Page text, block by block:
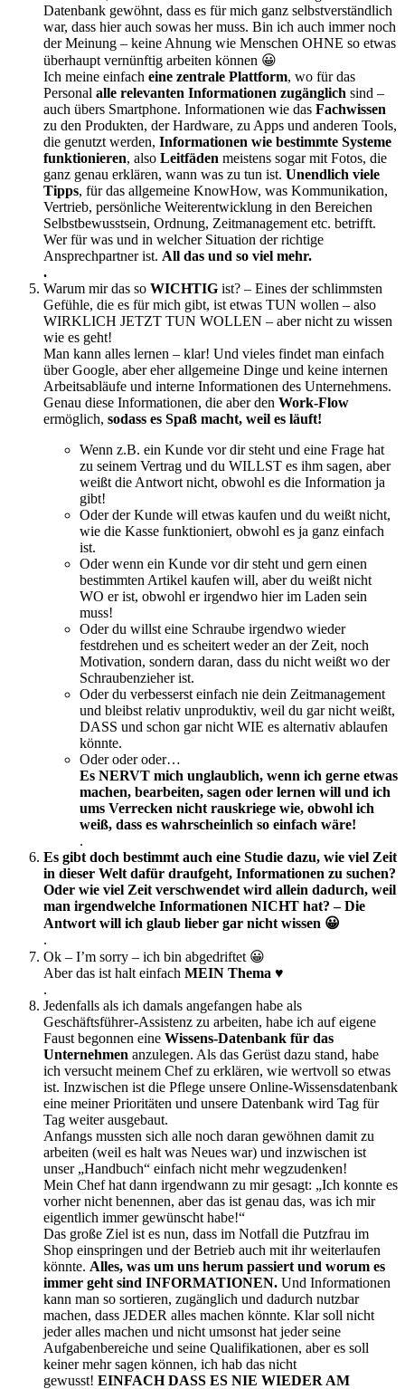
Datenbank gewöhnt, dass es für mich ganz selbstverständlich
war, dass hier auch sowas her muss. Bin ich auch immer noch
der Meinung – keine Ahnung wie Menschen OHNE so etwas
überhaupt vernünftig arbeiten können 😀
Ich meine einfach eine zentrale Plattform, wo für das
Personal alle relevanten Informationen zugänglich sind –
auch übers Smartphone. Informationen wie das Fachwissen
zu den Produkten, der Hardware, zu Apps und anderen Tools,
die genutzt werden, Informationen wie bestimmte Systeme
funktionieren, also Leitfäden meistens sogar mit Fotos, die
ganz genau erklären, wann was zu tun ist. Unendlich viele
Tipps, für das allgemeine KnowHow, was Kommunikation,
Vertrieb, persönliche Weiterentwicklung in den Bereichen
Selbstbewusstsein, Ordnung, Zeitmanagement etc. betrifft.
Wer für was und in welcher Situation der richtige
Ansprechpartner ist. All das und so viel mehr.
.
Warum mir das so WICHTIG ist? – Eines der schlimmsten
Gefühle, die es für mich gibt, ist etwas TUN wollen – also
WIRKLICH JETZT TUN WOLLEN – aber nicht zu wissen
wie es geht!
Man kann alles lernen – klar! Und vieles findet man einfach
über Google, aber eher allgemeine Dinge und keine internen
Arbeitsabläufe und interne Informationen des Unternehmens.
Genau diese Informationen, die aber den Work-Flow
ermöglich, sodass es Spaß macht, weil es läuft!
Wenn z.B. ein Kunde vor dir steht und eine Frage hat
zu seinem Vertrag und du WILLST es ihm sagen, aber
weißt die Antwort nicht, obwohl es die Information ja
gibt!
Oder der Kunde will etwas kaufen und du weißt nicht,
wie die Kasse funktioniert, obwohl es ja ganz einfach
ist.
Oder wenn ein Kunde vor dir steht und gern einen
bestimmten Artikel kaufen will, aber du weißt nicht
WO er ist, obwohl er irgendwo hier im Laden sein
muss!
Oder du willst eine Schraube irgendwo wieder
festdrehen und es scheitert weder an der Zeit, noch
Motivation, sondern daran, dass du nicht weißt wo der
Schraubenzieher ist.
Oder du verbesserst einfach nie dein Zeitmanagement
und bleibst relativ unproduktiv, weil du gar nicht weißt,
DASS und schon gar nicht WIE es alternativ ablaufen
könnte.
Oder oder oder…
Es NERVT mich unglaublich, wenn ich gerne etwas
machen, bearbeiten, sagen oder lernen will und ich
ums Verrecken nicht rauskriege wie, obwohl ich
weiß, dass es wahrscheinlich so einfach wäre!
.
Es gibt doch bestimmt auch eine Studie dazu, wie viel Zeit
in dieser Welt dafür draufgeht, Informationen zu suchen?
Oder wie viel Zeit verschwendet wird allein dadurch, weil
man irgendwelche Informationen NICHT hat? – Die
Antwort will ich glaub lieber gar nicht wissen 😀
.
Ok – I’m sorry – ich bin abgedriftet 😀
Aber das ist halt einfach MEIN Thema ♥
.
Jedenfalls als ich damals angefangen habe als
Geschäftsführer-Assistenz zu arbeiten, habe ich auf eigene
Faust begonnen eine Wissens-Datenbank für das
Unternehmen anzulegen. Als das Gerüst dazu stand, habe
ich versucht meinem Chef zu erklären, wie wertvoll so etwas
ist. Inzwischen ist die Pflege unsere Online-Wissensdatenbank
eine meiner Prioritäten und unsere Datenbank wird Tag für
Tag weiter ausgebaut.
Anfangs mussten sich alle noch daran gewöhnen damit zu
arbeiten (weil es halt was Neues war) und inzwischen ist
unser „Handbuch“ einfach nicht mehr wegzudenken!
Mein Chef hat dann irgendwann zu mir gesagt: „Ich konnte es
vorher nicht benennen, aber das ist genau das, was ich mir
eigentlich immer gewünscht habe!“
Das große Ziel ist es nun, dass im Notfall die Putzfrau im
Shop einspringen und der Betrieb auch mit ihr weiterlaufen
könnte. Alles, was um uns herum passiert und worum es
immer geht sind INFORMATIONEN. Und Informationen
kann man so sortieren, zugänglich und dadurch nutzbar
machen, dass JEDER alles machen könnte. Klar soll nicht
jeder alles machen und nicht umsonst hat jeder seine
Aufgabenbereiche und seine Qualifikationen, aber es soll
keiner mehr sagen können, ich hab das nicht
gewusst! EINFACH DASS ES NIE WIEDER AM